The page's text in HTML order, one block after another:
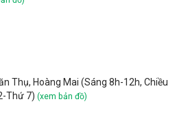
Thụ, Hoàng Mai (Sáng 8h-12h, Chiều
Thứ 7) (xem bản đồ)